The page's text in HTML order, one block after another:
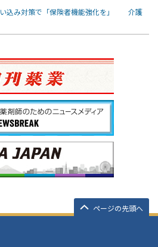
い込み対策で「保険者機能強化を」 介護
ページの先頭へ